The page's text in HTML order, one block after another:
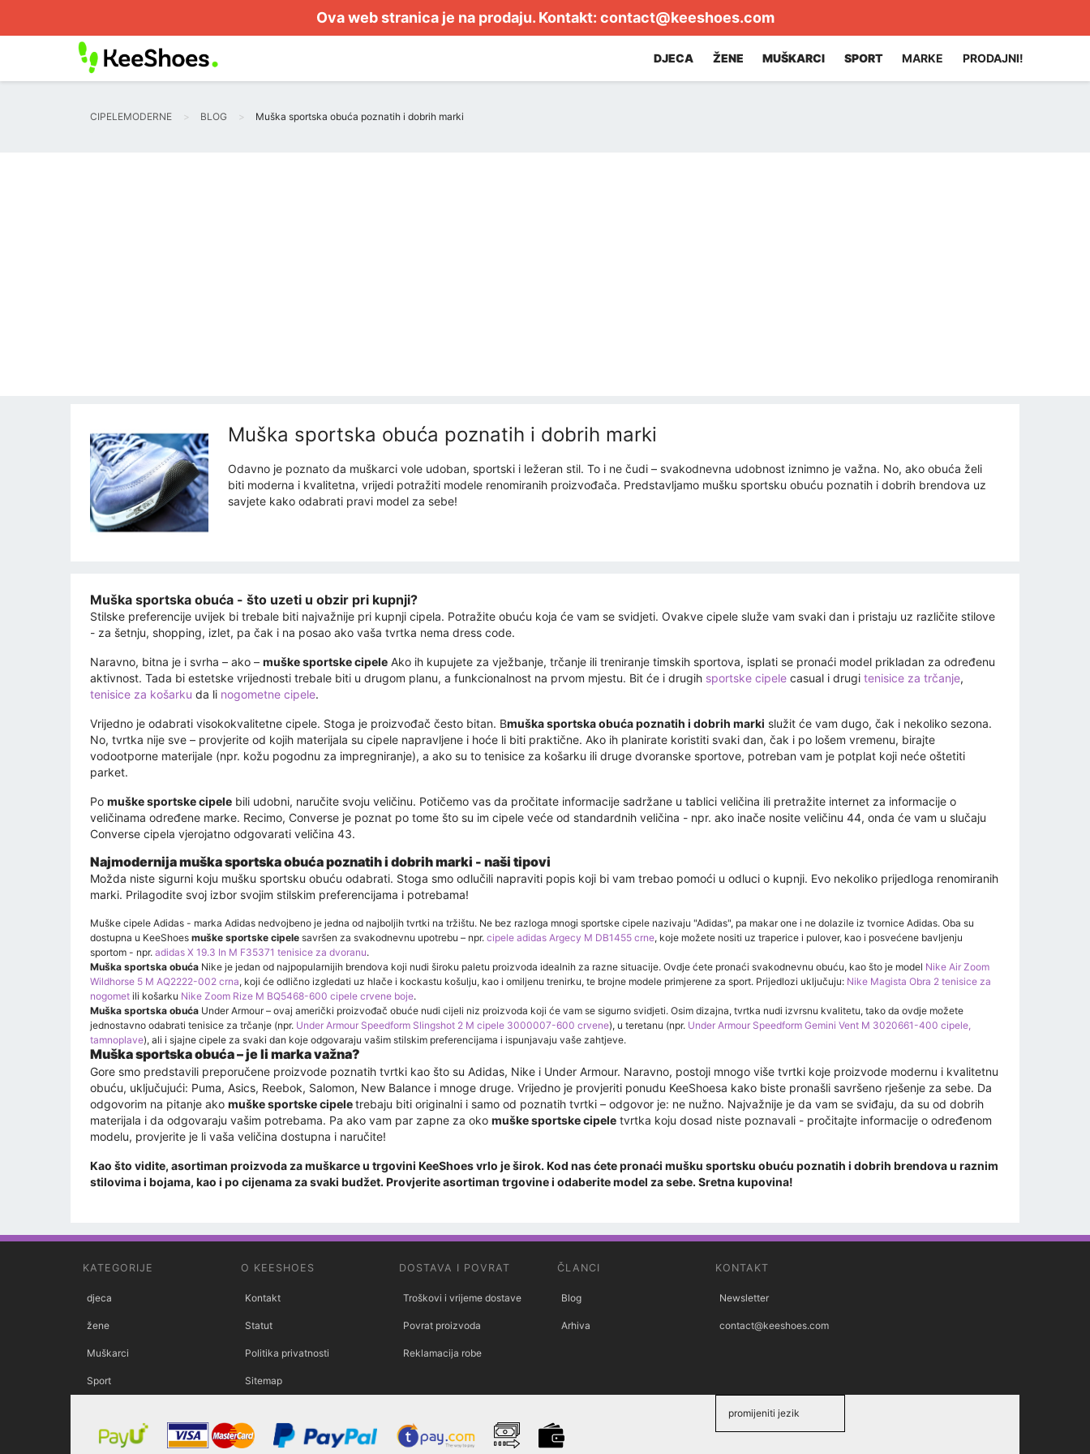
Ova web stranica je na prodaju. Kontakt: contact@keeshoes.com
DJECA ŽENE MUŠKARCI SPORT MARKE PRODAJNI!
CIPELEMODERNE BLOG Muška sportska obuća poznatih i dobrih marki
Muška sportska obuća poznatih i dobrih marki
Odavno je poznato da muškarci vole udoban, sportski i ležeran stil. To i ne čudi – svakodnevna udobnost iznimno je važna. No, ako obuća želi
biti moderna i kvalitetna, vrijedi potražiti modele renomiranih proizvođača. Predstavljamo mušku sportsku obuću poznatih i dobrih brendova uz
savjete kako odabrati pravi model za sebe!
Muška sportska obuća - što uzeti u obzir pri kupnji?
Stilske preferencije uvijek bi trebale biti najvažnije pri kupnji cipela. Potražite obuću koja će vam se svidjeti. Ovakve cipele služe vam svaki dan i pristaju uz različite stilove
- za šetnju, shopping, izlet, pa čak i na posao ako vaša tvrtka nema dress code.
Naravno, bitna je i svrha – ako – muške sportske cipele Ako ih kupujete za vježbanje, trčanje ili treniranje timskih sportova, isplati se pronaći model prikladan za određenu
aktivnost. Tada bi estetske vrijednosti trebale biti u drugom planu, a funkcionalnost na prvom mjestu. Bit će i drugih sportske cipele casual i drugi tenisice za trčanje,
tenisice za košarku da li nogometne cipele.
Vrijedno je odabrati visokokvalitetne cipele. Stoga je proizvođač često bitan. Bmuška sportska obuća poznatih i dobrih marki služit će vam dugo, čak i nekoliko sezona.
No, tvrtka nije sve – provjerite od kojih materijala su cipele napravljene i hoće li biti praktične. Ako ih planirate koristiti svaki dan, čak i po lošem vremenu, birajte
vodootporne materijale (npr. kožu pogodnu za impregniranje), a ako su to tenisice za košarku ili druge dvoranske sportove, potreban vam je potplat koji neće oštetiti
parket.
Po muške sportske cipele bili udobni, naručite svoju veličinu. Potičemo vas da pročitate informacije sadržane u tablici veličina ili pretražite internet za informacije o
veličinama određene marke. Recimo, Converse je poznat po tome što su im cipele veće od standardnih veličina - npr. ako inače nosite veličinu 44, onda će vam u slučaju
Converse cipela vjerojatno odgovarati veličina 43.
Najmodernija muška sportska obuća poznatih i dobrih marki - naši tipovi
Možda niste sigurni koju mušku sportsku obuću odabrati. Stoga smo odlučili napraviti popis koji bi vam trebao pomoći u odluci o kupnji. Evo nekoliko prijedloga renomiranih
marki. Prilagodite svoj izbor svojim stilskim preferencijama i potrebama!
Muške cipele Adidas - marka Adidas nedvojbeno je jedna od najboljih tvrtki na tržištu. Ne bez razloga mnogi sportske cipele nazivaju "Adidas", pa makar one i ne dolazile iz tvornice Adidas. Oba su
dostupna u KeeShoes muške sportske cipele savršen za svakodnevnu upotrebu – npr. cipele adidas Argecy M DB1455 crne, koje možete nositi uz traperice i pulover, kao i posvećene bavljenju
sportom - npr. adidas X 19.3 In M F35371 tenisice za dvoranu.
Muška sportska obuća Nike je jedan od najpopularnijih brendova koji nudi široku paletu proizvoda idealnih za razne situacije. Ovdje ćete pronaći svakodnevnu obuću, kao što je model Nike Air Zoom
Wildhorse 5 M AQ2222-002 crna, koji će odlično izgledati uz hlače i kockastu košulju, kao i omiljenu trenirku, te brojne modele primjerene za sport. Prijedlozi uključuju: Nike Magista Obra 2 tenisice za
nogomet ili košarku Nike Zoom Rize M BQ5468-600 cipele crvene boje.
Muška sportska obuća Under Armour – ovaj američki proizvođač obuće nudi cijeli niz proizvoda koji će vam se sigurno svidjeti. Osim dizajna, tvrtka nudi izvrsnu kvalitetu, tako da ovdje možete
jednostavno odabrati tenisice za trčanje (npr. Under Armour Speedform Slingshot 2 M cipele 3000007-600 crvene), u teretanu (npr. Under Armour Speedform Gemini Vent M 3020661-400 cipele,
tamnoplave), ali i sjajne cipele za svaki dan koje odgovaraju vašim stilskim preferencijama i ispunjavaju vaše zahtjeve.
Muška sportska obuća – je li marka važna?
Gore smo predstavili preporučene proizvode poznatih tvrtki kao što su Adidas, Nike i Under Armour. Naravno, postoji mnogo više tvrtki koje proizvode modernu i kvalitetnu
obuću, uključujući: Puma, Asics, Reebok, Salomon, New Balance i mnoge druge. Vrijedno je provjeriti ponudu KeeShoesa kako biste pronašli savršeno rješenje za sebe. Da
odgovorim na pitanje ako muške sportske cipeletrebaju biti originalni i samo od poznatih tvrtki – odgovor je: ne nužno. Najvažnije je da vam se sviđaju, da su od dobrih
materijala i da odgovaraju vašim potrebama. Pa ako vam par zapne za oko muške sportske cipele tvrtka koju dosad niste poznavali - pročitajte informacije o određenom
modelu, provjerite je li vaša veličina dostupna i naručite!
Kao što vidite, asortiman proizvoda za muškarce u trgovini KeeShoes vrlo je širok. Kod nas ćete pronaći mušku sportsku obuću poznatih i dobrih brendova u raznim
stilovima i bojama, kao i po cijenama za svaki budžet. Provjerite asortiman trgovine i odaberite model za sebe. Sretna kupovina!
KATEGORIJE
djeca
žene
Muškarci
Sport
O KEESHOES
Kontakt
Statut
Politika privatnosti
Sitemap
DOSTAVA I POVRAT
Troškovi i vrijeme dostave
Povrat proizvoda
Reklamacija robe
ČLANCI
Blog
Arhiva
KONTAKT
Newsletter
contact@keeshoes.com
promijeniti jezik